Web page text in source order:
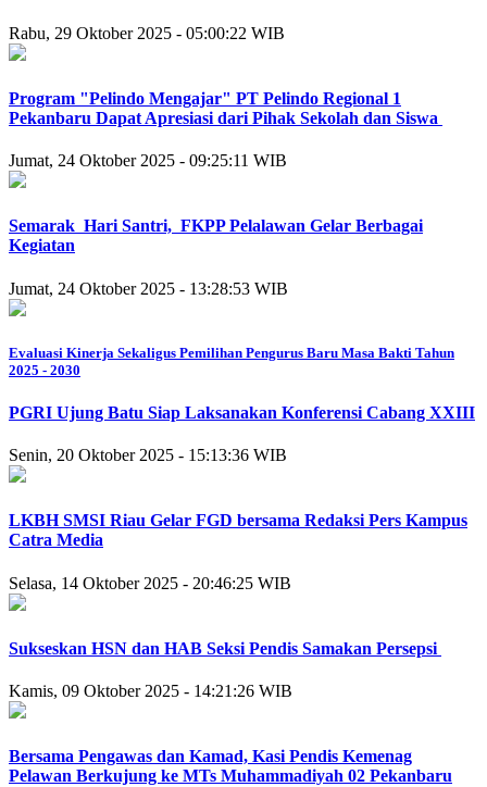
Rabu, 29 Oktober 2025 - 05:00:22 WIB
Program "Pelindo Mengajar" PT Pelindo Regional 1
Pekanbaru Dapat Apresiasi dari Pihak Sekolah dan Siswa
Jumat, 24 Oktober 2025 - 09:25:11 WIB
Semarak Hari Santri, FKPP Pelalawan Gelar Berbagai
Kegiatan
Jumat, 24 Oktober 2025 - 13:28:53 WIB
Evaluasi Kinerja Sekaligus Pemilihan Pengurus Baru Masa Bakti Tahun
2025 - 2030
PGRI Ujung Batu Siap Laksanakan Konferensi Cabang XXIII
Senin, 20 Oktober 2025 - 15:13:36 WIB
LKBH SMSI Riau Gelar FGD bersama Redaksi Pers Kampus
Catra Media
Selasa, 14 Oktober 2025 - 20:46:25 WIB
Sukseskan HSN dan HAB Seksi Pendis Samakan Persepsi
Kamis, 09 Oktober 2025 - 14:21:26 WIB
Bersama Pengawas dan Kamad, Kasi Pendis Kemenag
Pelawan Berkujung ke MTs Muhammadiyah 02 Pekanbaru